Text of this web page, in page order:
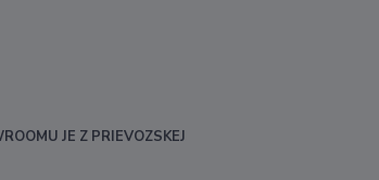
JE Z PRIEVOZSKEJ